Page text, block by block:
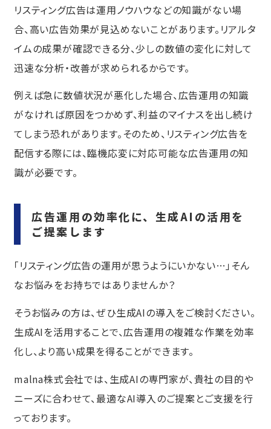
リスティング広告は運用ノウハウなどの知識がない場
合、高い広告効果が見込めないことがあります。リアルタ
イムの成果が確認できる分、少しの数値の変化に対して
迅速な分析・改善が求められるからです。
例えば急に数値状況が悪化した場合、広告運用の知識
がなければ原因をつかめず、利益のマイナスを出し続け
てしまう恐れがあります。そのため、リスティング広告を
配信する際には、臨機応変に対応可能な広告運用の知
識が必要です。
広告運用の効率化に、生成AIの活用を
ご提案します
「リスティング広告の運用が思うようにいかない…」そん
なお悩みをお持ちではありませんか？
そうお悩みの方は、ぜひ生成AIの導入をご検討ください。
生成AIを活用することで、広告運用の複雑な作業を効率
化し、より高い成果を得ることができます。
malna株式会社では、生成AIの専門家が、貴社の目的や
ニーズに合わせて、最適なAI導入のご提案とご支援を行
っております。​